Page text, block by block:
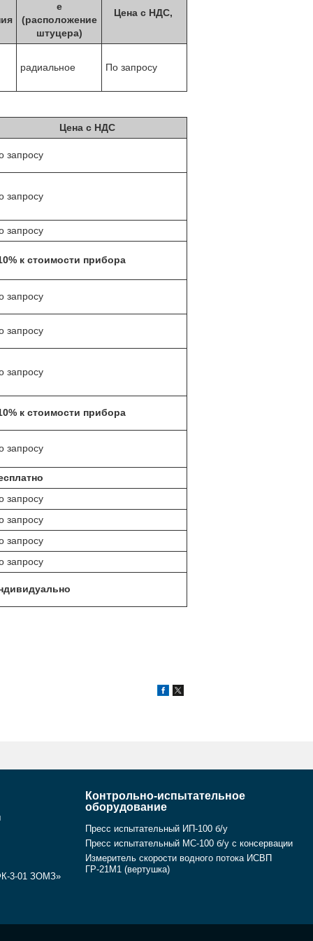
е
(расположение
штуцера)
Цена с НДС,
радиальное По запросу
Цена с НДС
запросу
запросу
запросу
к стоимости прибора
запросу
запросу
запросу
к стоимости прибора
запросу
запросу
запросу
запросу
запросу
3-01 ЗОМЗ»
Контрольно-испытательное
оборудование
Пресс испытательный ИП-100 б/у
Пресс испытательный МС-100 б/у с консервации
Измеритель скорости водного потока ИСВП
ГР-21М1 (вертушка)